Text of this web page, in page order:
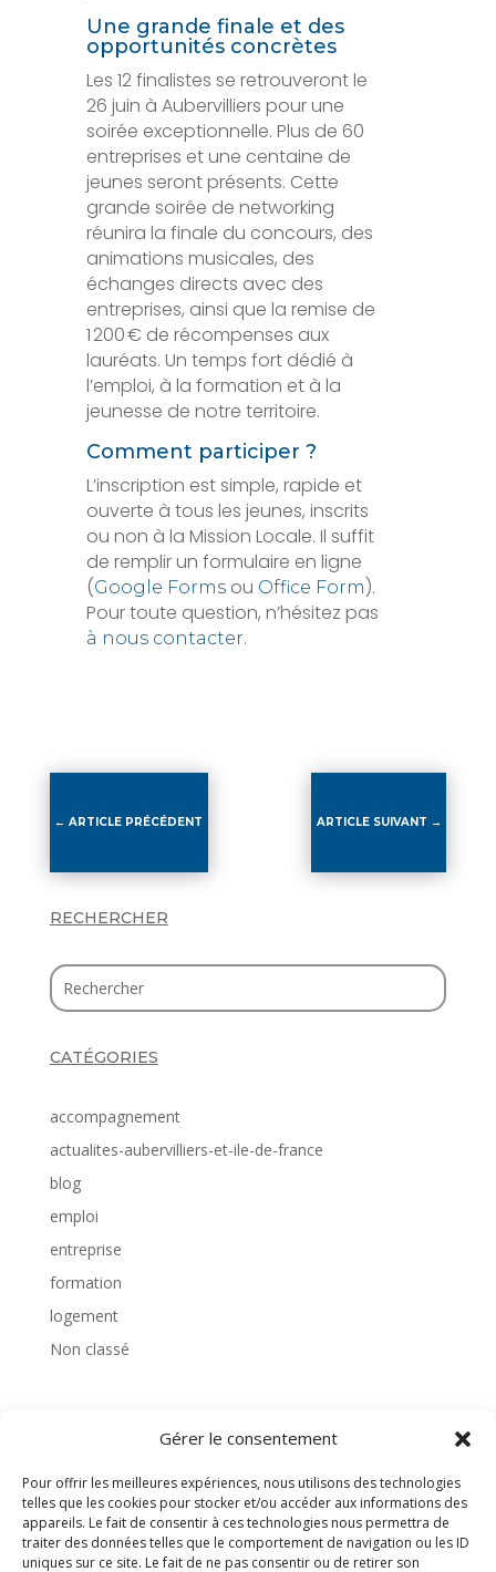
Gérer le consentement
Pour offrir les meilleures expériences, nous utilisons des technologies
telles que les cookies pour stocker et/ou accéder aux informations des
appareils. Le fait de consentir à ces technologies nous permettra de
traiter des données telles que le comportement de navigation ou les ID
uniques sur ce site. Le fait de ne pas consentir ou de retirer son
Une grande finale et des
opportunités concrètes
Les 12 finalistes se retrouveront le
26 juin à Aubervilliers pour une
soirée exceptionnelle. Plus de 60
entreprises et une centaine de
jeunes seront présents. Cette
grande soirée de networking
réunira la finale du concours, des
animations musicales, des
échanges directs avec des
entreprises, ainsi que la remise de
1 200 € de récompenses aux
lauréats. Un temps fort dédié à
l’emploi, à la formation et à la
jeunesse de notre territoire.
Comment participer ?
L’inscription est simple, rapide et
ouverte à tous les jeunes, inscrits
ou non à la Mission Locale. Il suffit
de remplir un formulaire en ligne
(Google Forms ou Office Form).
Pour toute question, n’hésitez pas
à nous contacter.
←ARTICLE PRÉCÉDENT ARTICLE SUIVANT →
RECHERCHER
CATÉGORIES
accompagnement
actualites-aubervilliers-et-ile-de-france
blog
emploi
entreprise
formation
logement
Non classé